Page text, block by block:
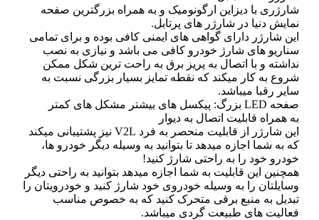
شارژری با دیزاین ارگونومیک و به همراه بزرگترین صفحه
نمایش دنیا در شارژر های پرتابل.
این شارژر دارای گواهی های ایمنی کافی بوده و برای تمامی
سناریو های شارژ خودرو کافی می باشد و نیازی به نصب
نداشته و با اتصال به پریز برق به راحت ترین شکل ممکن
شروع به کار میکند که نقطه تمایز بسیار بزرگی نسبت به
سایر رقبا میباشد.
صفحه LED بزرگ: پیکسل های بیشتر مشکل های کمتر
به همراه قابلیت اتصال به دیوار
این شارژر از قابلیت منحصر به فرد V2L نیز پشتیبانی میکند
که به شما اجازه میدهد تا بتوانید به وسیله دیگر خودرو ها،
خودرو خود را به راحتی شارژ کنید!
همچنین این قابلیت به شما اجازه میدهد بتوانید به راحتی دیگر
وسایلتان را به وسیله خودروی خود شارژ کنید و خودرویتان را
تبدیل به منبع برقی متحرک کنید که به خصوص مناسب
فعالیت های طبیعت گردی میباشد.